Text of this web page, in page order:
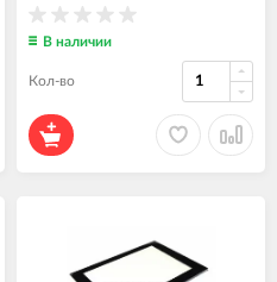
В наличии
Кол-во